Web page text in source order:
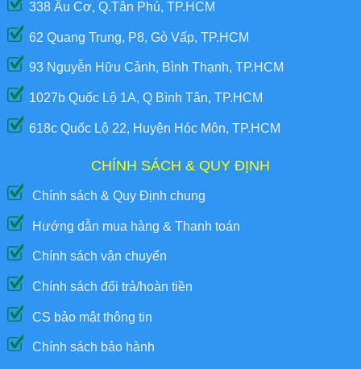
338 Âu Cơ, Q.Tân Phú, TP.HCM
62 Quang Trung, P8, Gò Vấp, TP.HCM
93 Nguyễn Hữu Cảnh, Bình Thạnh, TP.HCM
1027b Quốc Lộ 1A, Q Bình Tân, TP.HCM
618c Quốc Lộ 22, Huyện Hóc Môn, TP.HCM
CHÍNH SÁCH & QUY ĐỊNH
Chính sách & Quy Định chung
Hướng dẫn mua hàng & Thanh toán
Chính sách vận chuyển
Chính sách đổi trả/hoàn tiền
CS bảo mật thông tin
Chính sách bảo hành